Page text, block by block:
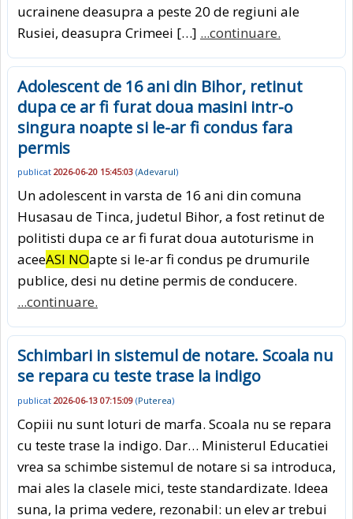
ucrainene deasupra a peste 20 de regiuni ale
Rusiei, deasupra Crimeei […] ...continuare.
Adolescent de 16 ani din Bihor, retinut
dupa ce ar fi furat doua masini intr-o
singura noapte si le-ar fi condus fara
permis
publicat 2026-06-20 15:45:03 (Adevarul)
Un adolescent in varsta de 16 ani din comuna
Husasau de Tinca, judetul Bihor, a fost retinut de
politisti dupa ce ar fi furat doua autoturisme in
aceeASI NOapte si le-ar fi condus pe drumurile
publice, desi nu detine permis de conducere.
...continuare.
Schimbari in sistemul de notare. Scoala nu
se repara cu teste trase la indigo
publicat 2026-06-13 07:15:09 (Puterea)
Copiii nu sunt loturi de marfa. Scoala nu se repara
cu teste trase la indigo. Dar… Ministerul Educatiei
vrea sa schimbe sistemul de notare si sa introduca,
mai ales la clasele mici, teste standardizate. Ideea
suna, la prima vedere, rezonabil: un elev ar trebui